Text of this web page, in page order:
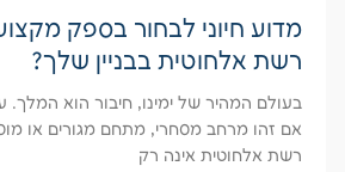
מדוע חיוני לבחור בספק
רשת אלחוטית בבניין שלך?
בעולם המהיר של ימינו, חיבור הוא המלך.
אם זהו מרחב מסחרי, מתחם מגורים או
רשת אלחוטית אינה רק